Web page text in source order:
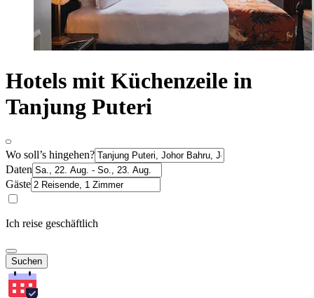
Hotels mit Küchenzeile in
Tanjung Puteri
Wo soll’s hingehen?
Daten
Gäste
Ich reise geschäftlich
Suchen